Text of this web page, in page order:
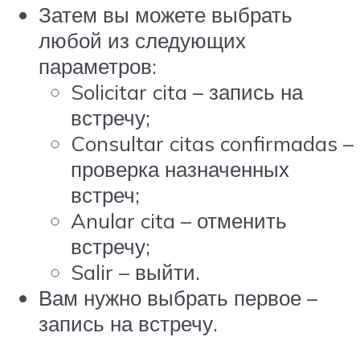
Затем вы можете выбрать
любой из следующих
параметров:
Solicitar cita – запись на
встречу;
Consultar citas confirmadas –
проверка назначенных
встреч;
Anular cita – отменить
встречу;
Salir – выйти.
Вам нужно выбрать первое –
запись на встречу.